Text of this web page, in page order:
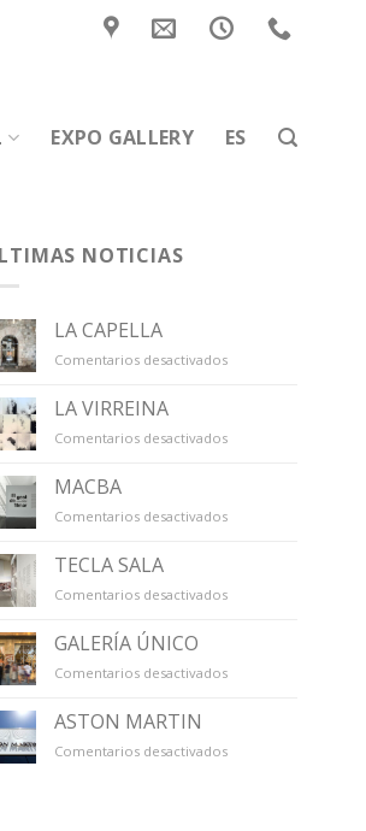
EXPO GALLERY ES
NOTICIAS
LA CAPELLA
Comentarios desactivadosen
LA VIRREINA
Comentarios desactivadosen
MACBA
Comentarios desactivadosen
TECLA SALA
Comentarios desactivadosen
GALERÍA ÚNICO
Comentarios desactivadosen
ASTON MARTIN
Comentarios desactivadosen